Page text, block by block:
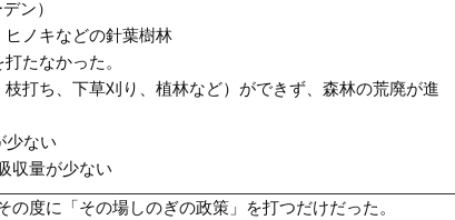
ン）
ノキなどの針葉樹林
たなかった。
打ち、下草刈り、植林など）ができず、森林の荒廃が進
少ない
収量が少ない
度に「その場しのぎの政策」を打つだけだった。